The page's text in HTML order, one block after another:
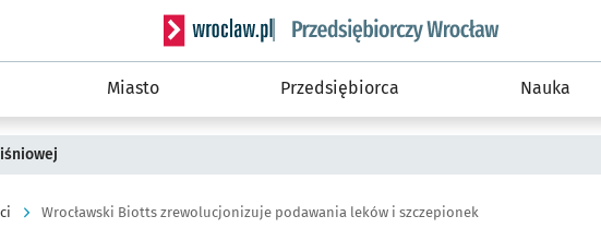
Serwis informacyjny wroclaw.pl podserwis: Strategia
Miasto Przedsiębiorca Nauka
Wrocławski Biotts zrewolucjonizuje podawania leków i szczepionek